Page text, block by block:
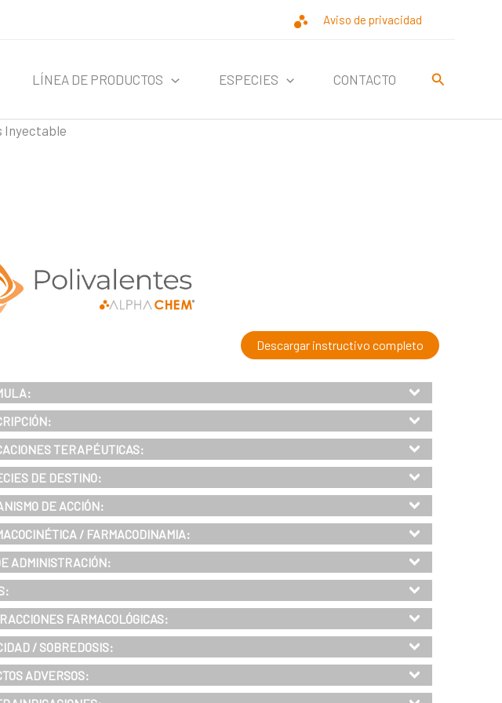
Aviso de privacidad
LÍNEA DE PRODUCTOS ESPECIES CONTACTO Buscar
Inyectable
Descargar instructivo completo
:
TERAPÉUTICAS:
DE DESTINO:
DE ACCIÓN:
/ FARMACODINAMIA:
ADMINISTRACIÓN:
FARMACOLÓGICAS:
/ SOBREDOSIS:
ADVERSOS: